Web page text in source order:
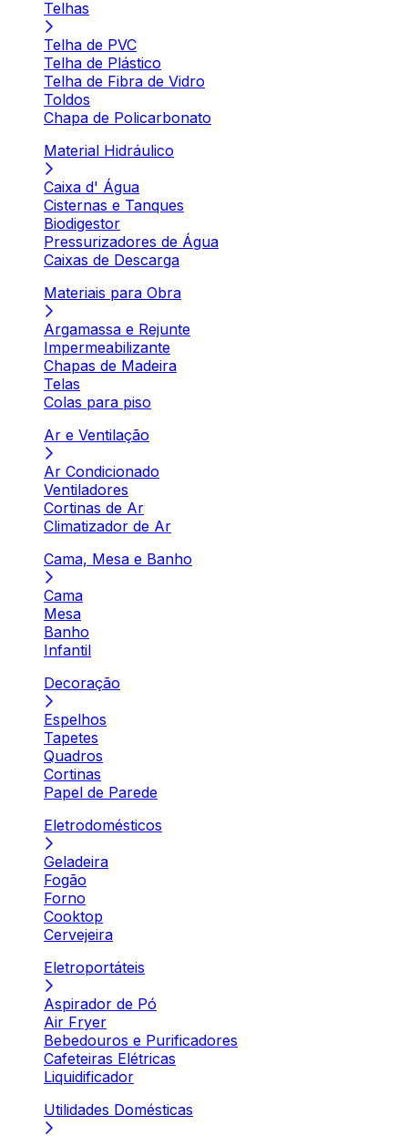
Telhas
Telha de PVC
Telha de Plástico
Telha de Fibra de Vidro
Toldos
Chapa de Policarbonato
Material Hidráulico
Caixa d' Água
Cisternas e Tanques
Biodigestor
Pressurizadores de Água
Caixas de Descarga
Materiais para Obra
Argamassa e Rejunte
Impermeabilizante
Chapas de Madeira
Telas
Colas para piso
Ar e Ventilação
Ar Condicionado
Ventiladores
Cortinas de Ar
Climatizador de Ar
Cama, Mesa e Banho
Cama
Mesa
Banho
Infantil
Decoração
Espelhos
Tapetes
Quadros
Cortinas
Papel de Parede
Eletrodomésticos
Geladeira
Fogão
Forno
Cooktop
Cervejeira
Eletroportáteis
Aspirador de Pó
Air Fryer
Bebedouros e Purificadores
Cafeteiras Elétricas
Liquidificador
Utilidades Domésticas